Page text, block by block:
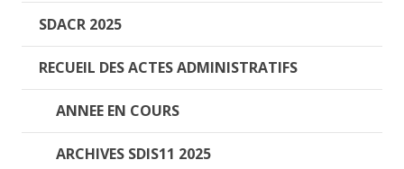
SDACR 2025
RECUEIL DES ACTES ADMINISTRATIFS
ANNEE EN COURS
ARCHIVES SDIS11 2025